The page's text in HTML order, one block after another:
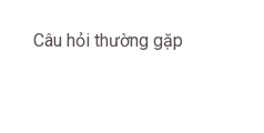
Câu hỏi thường gặp